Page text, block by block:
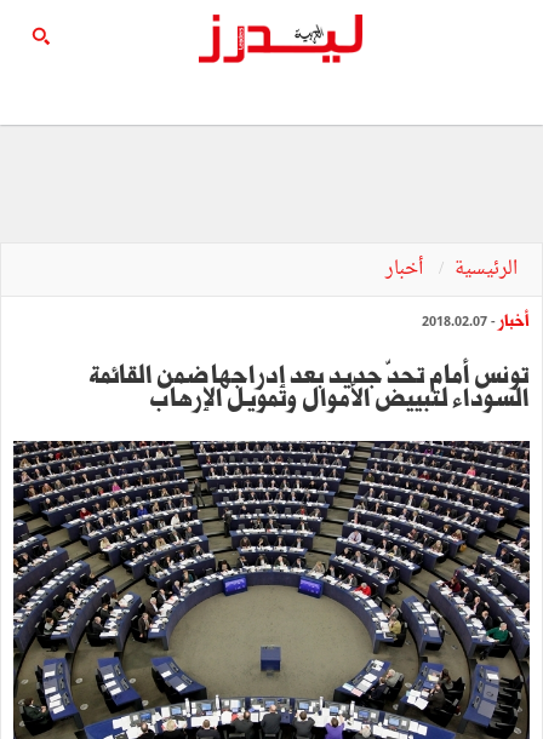
الرئيسية أخبار
أخبار - 2018.02.07
تونس أمام تحدّ جديد بعد إدراجها ضمن القائمة
السوداء لتبييض الأموال وتمويل الإرهاب